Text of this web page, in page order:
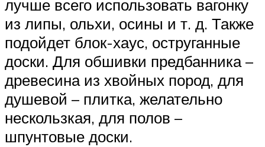
лучше всего использовать вагонку
из липы, ольхи, осины и т. д. Также
подойдет блок-хаус, оструганные
доски. Для обшивки предбанника –
древесина из хвойных пород, для
душевой – плитка, желательно
нескользкая, для полов –
шпунтовые доски.